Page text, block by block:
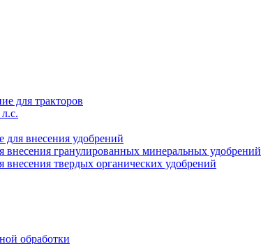
для тракторов
внесения удобрений
гранулированных минеральных удобрений
твердых органических удобрений
обработки